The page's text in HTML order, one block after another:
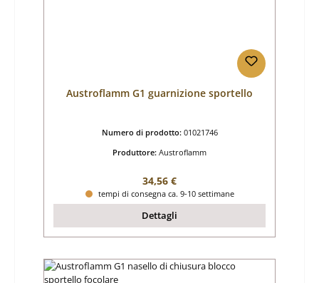
Austroflamm G1 guarnizione sportello
Numero di prodotto: 01021746
Produttore: Austroflamm
Prezzo normale:
34,56 €
tempi di consegna ca. 9-10 settimane
Dettagli